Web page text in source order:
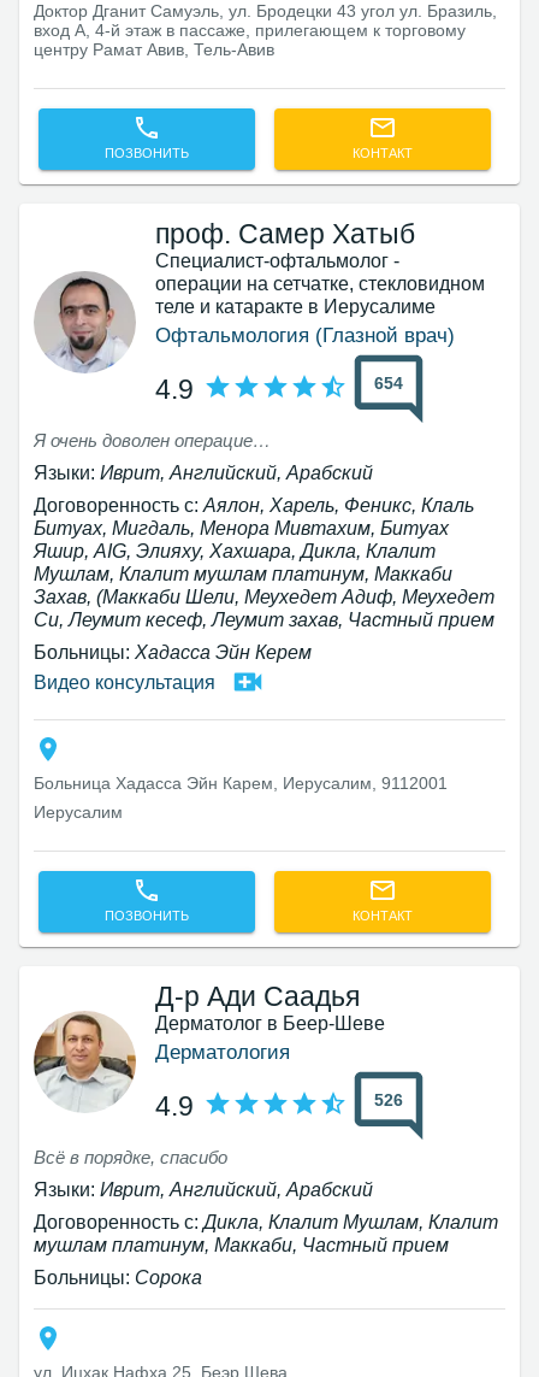
Доктор Дганит Самуэль, ул. Бродецки 43 угол ул. Бразиль,
вход А, 4-й этаж в пассаже, прилегающем к торговому
центру Рамат Авив, Тель-Авив‎
ПОЗВОНИТЬ КОНТАКТ
проф. Самер Хатыб
Специалист-офтальмолог -
операции на сетчатке, стекловидном
теле и катаракте в Иерусалиме
Офтальмология (Глазной врач)
4.9 654
Я очень доволен операцией профессора Самера Хатиба
Языки: Иврит, Английский, Арабский
Договоренность с: Аялон, Харель, Феникс, Клаль
Битуах, Мигдаль, Менора Мивтахим, Битуах
Яшир, AIG, Элияху, Хахшара, Дикла, Клалит
Мушлам, Клалит мушлам платинум, Маккаби
Захав, (Маккаби Шели, Меухедет Адиф, Меухедет
Си, Леумит кесеф, Леумит захав, Частный прием
Больницы: Хадасса Эйн Керем
Видео консультация
Больница Хадасса Эйн Карем, Иерусалим, 9112001
Иерусалим
ПОЗВОНИТЬ КОНТАКТ
Д-р Ади Саадья
Дерматолог в Беер-Шеве
Дерматология
4.9 526
Всё в порядке, спасибо
Языки: Иврит, Английский, Арабский
Договоренность с:Дикла, Клалит Мушлам, Клалит
мушлам платинум, Маккаби, Частный прием
Больницы: Сорока
ул. Ицхак Нафха 25, Беэр Шева